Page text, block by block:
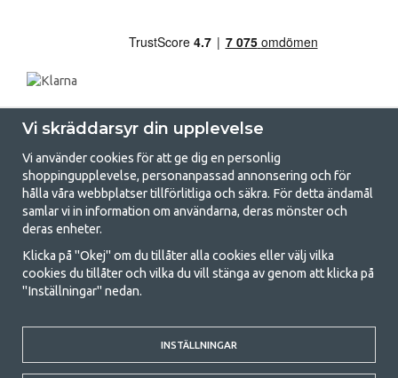
GetCamping.se - Din butik för camping
och uteliv
Att campa kan antingen vara en livsstil eller ett sätt att samla familjen
för ett gemensamt äventyr. Oavsett vilken kategori du tillhör hittar du
med att campa så därför erbjuder vi riktigt bra priser på familjetält,
husvagnstält och all annan utrustning för camping och friluftsliv. Vårt
mål är att i varje priskategori erbjuda den bästa campingutrustningen
Vi skräddarsyr din upplevelse
Vi använder cookies för att ge dig en personlig
shoppingupplevelse, personanpassad annonsering och för
hålla våra webbplatser tillförlitliga och säkra. För detta ändamål
samlar vi in information om användarna, deras mönster och
deras enheter.
Klicka på "Okej" om du tillåter alla cookies eller välj vilka
cookies du tillåter och vilka du vill stänga av genom att klicka på
"Inställningar" nedan.
INSTÄLLNINGAR